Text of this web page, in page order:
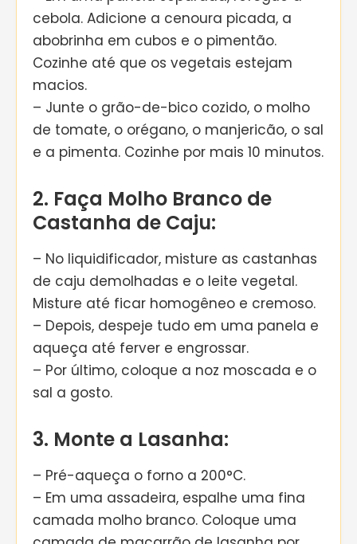
cebola. Adicione a cenoura picada, a
abobrinha em cubos e o pimentão.
Cozinhe até que os vegetais estejam
macios.
– Junte o grão-de-bico cozido, o molho
de tomate, o orégano, o manjericão, o sal
e a pimenta. Cozinhe por mais 10 minutos.
2. Faça Molho Branco de
Castanha de Caju:
– No liquidificador, misture as castanhas
de caju demolhadas e o leite vegetal.
Misture até ficar homogêneo e cremoso.
– Depois, despeje tudo em uma panela e
aqueça até ferver e engrossar.
– Por último, coloque a noz moscada e o
sal a gosto.
3. Monte a Lasanha:
– Pré-aqueça o forno a 200°C.
– Em uma assadeira, espalhe uma fina
camada molho branco. Coloque uma